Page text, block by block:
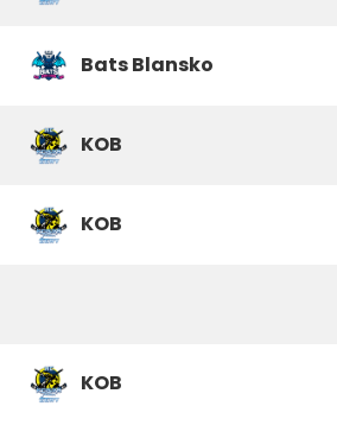
Bats Blansko
KOB
KOB
KOB